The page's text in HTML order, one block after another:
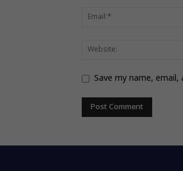
Save my name,